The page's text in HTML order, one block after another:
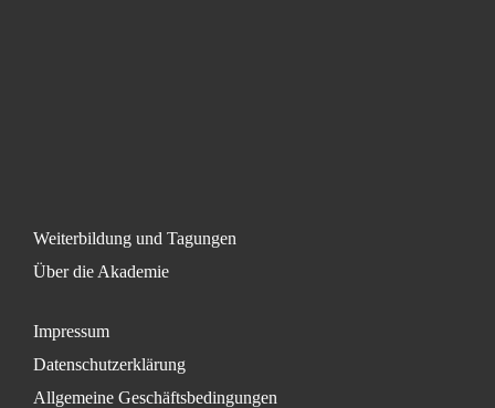
Weiterbildung und Tagungen
Über die Akademie
Impressum
Datenschutzerklärung
Allgemeine Geschäftsbedingungen